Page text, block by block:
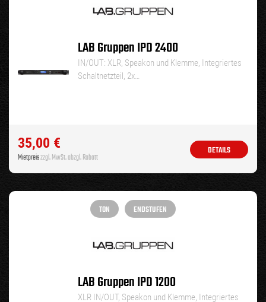
LAB Gruppen IPD 2400
IN/OUT: XLR, Speakon und Klemme, Integriertes
Schaltnetzteil, 2x…
35,00 €
Mietpreiszzgl. MwSt. abzgl. Rabatt
DETAILS
TON ENDSTUFEN
LAB Gruppen IPD 1200
XLR IN/OUT, Speakon und Klemme, Integriertes